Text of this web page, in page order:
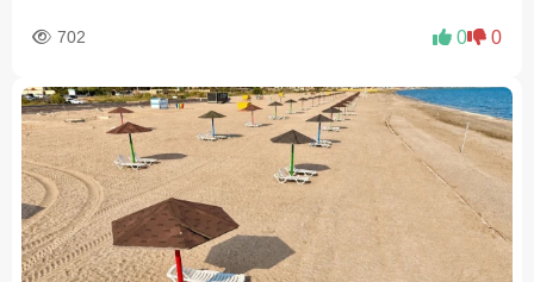
702 0 0